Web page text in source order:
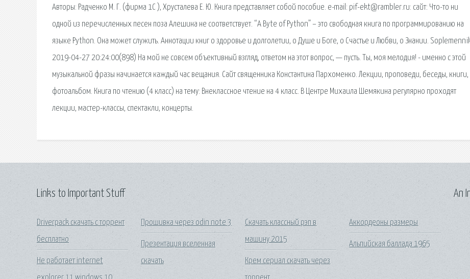
Авторы: Радченко М. Г. (фирма 1С ), Хрусталева Е. Ю. Книга представляет собой пособие. e-mail: pif-ekt@rambler.ru: сайт: Что-то ни
одной из перечисленных песен поза Алешина не соответствует. “A Byte of Python” – это свободная книга по программированию на
языке Python. Она может служить. Аннотации книг о здоровье и долголетии, о Душе и Боге, о Счастье и Любви, о Знании.
2019-04-27 20:24:00(898) На мой не совсем объективный взгляд, ответом на этот вопрос, — пусть. Ты, моя мелодия! - именно с этой
музыкальной фразы начинается каждый час вещания. Сайт священника Константина Пархоменко. Лекции, проповеди, беседы, книги,
фотоальбом. Книга по чтению (4 класс) на тему: Внеклассное чтение на 4 класс. В Центре Михаила Шемякина регулярно проходят
лекции, мастер-классы, спектакли, концерты.
Links to Important Stuff
Driverpack скачать с торрент
бесплатно
Не работает internet
Прошивка через odin note 3
Презентация вселенная
скачать
Скачать классный рэп в
машину 2015
Крем сериал скачать через
Аккордеоны размеры
Альпийская баллада 1965
An